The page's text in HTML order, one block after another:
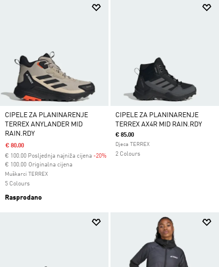
CIPELE ZA PLANINARENJE
TERREX ANYLANDER MID
RAIN.RDY
€ 80.00
€ 100.00 Posljednja najniža cijena -20%
Originalna cijena
Cijena umanjena od
€ 100.00za
Muškarci TERREX
5 Colours
Rasprodano
CIPELE ZA PLANINARENJE
TERREX AX4R MID RAIN.RDY
€ 85.00
Djeca TERREX
2 Colours